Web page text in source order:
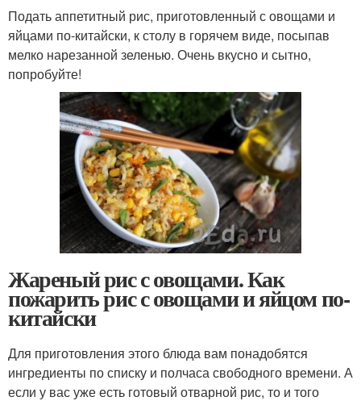
Подать аппетитный рис, приготовленный с овощами и
яйцами по-китайски, к столу в горячем виде, посыпав
мелко нарезанной зеленью. Очень вкусно и сытно,
попробуйте!
Жареный рис с овощами. Как
пожарить рис с овощами и яйцом по-
китайски
Для приготовления этого блюда вам понадобятся
ингредиенты по списку и полчаса свободного времени. А
если у вас уже есть готовый отварной рис, то и того